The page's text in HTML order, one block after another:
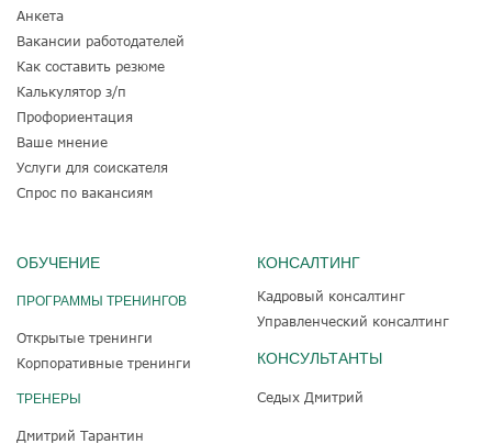
Анкета
Вакансии работодателей
Как составить резюме
Калькулятор з/п
Профориентация
Ваше мнение
Услуги для соискателя
Спрос по вакансиям
ОБУЧЕНИЕ
ПРОГРАММЫ ТРЕНИНГОВ
Открытые тренинги
Корпоративные тренинги
ТРЕНЕРЫ
Дмитрий Тарантин
КОНСАЛТИНГ
Кадровый консалтинг
Управленческий консалтинг
КОНСУЛЬТАНТЫ
Седых Дмитрий